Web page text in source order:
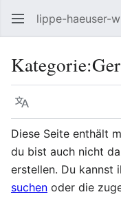
lippe-haeuser-
Kategorie:
Sprache
Diese Seite enthält
du bist auch nicht
erstellen. Du kannst
suchen oder die